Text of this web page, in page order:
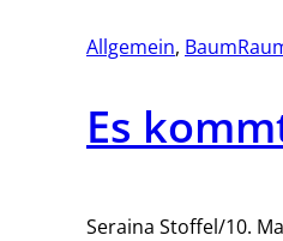
Allgemein,
Es
Seraina Stoffel/10.